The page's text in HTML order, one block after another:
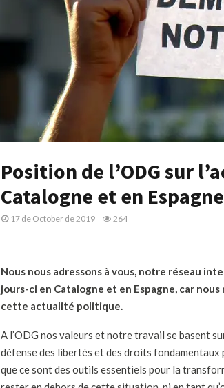
Position de l’ODG sur
Catalogne et en Espagne
17 de October de 2019 264
Nous nous adressons à vous, notre réseau
jours-ci en Catalogne et en Espagne, car
cette actualité politique.
A l’ODG nos valeurs et notre travail se basent
défense des libertés et des droits fondamentaux
que ce sont des outils essentiels pour la